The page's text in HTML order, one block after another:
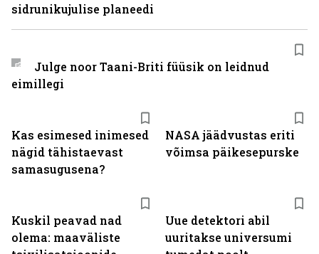
Kas esimesed inimesed
nägid tähistaevast
samasugusena?
NASA jäädvustas eriti
võimsa päikesepurske
Kuskil peavad nad
olema: maaväliste
Uue detektori abil
uuritakse universumi
sidrunikujulise planeedi
Julge noor Taani-Briti füüsik on leidnud
eimillegi